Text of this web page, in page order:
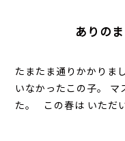
ありの
たまたま通りかかりま
いなかったこの子。 マ
た。 この春は いただ